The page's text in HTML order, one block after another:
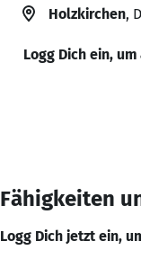
Holzkirchen,
Logg Dich ein,
Fähigkeiten
Logg Dich jetzt ein,